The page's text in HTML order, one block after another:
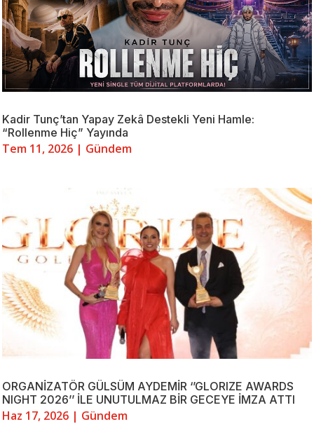
Kadir Tunç’tan Yapay Zekâ Destekli Yeni Hamle:
“Rollenme Hiç” Yayında
Tem 11, 2026 | Gündem
ORGANİZATÖR GÜLSÜM AYDEMİR ‘’GLORIZE AWARDS
NIGHT 2026’’ İLE UNUTULMAZ BİR GECEYE İMZA ATTI
Haz 17, 2026 | Gündem